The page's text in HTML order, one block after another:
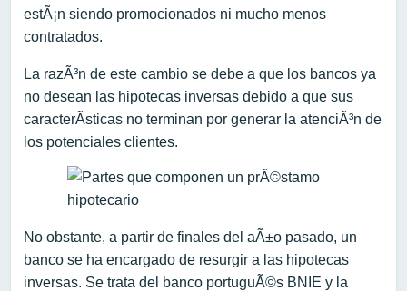
estÃ¡n siendo promocionados ni mucho menos
contratados.
La razÃ³n de este cambio se debe a que los bancos ya
no desean las hipotecas inversas debido a que sus
caracterÃ­sticas no terminan por generar la atenciÃ³n de
los potenciales clientes.
No obstante, a partir de finales del aÃ±o pasado, un
banco se ha encargado de resurgir a las hipotecas
inversas. Se trata del banco portuguÃ©s BNIE y la